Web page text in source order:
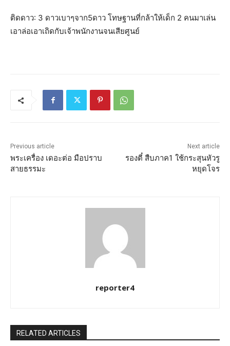
ติดดาว: 3 ดาวเบาๆจาก5ดาว โทษฐานที่กล้าให้เด็ก 2 คนมาเล่น
เอาล่อเอาเถิดกับเจ้าพนักงานจนเสียศูนย์
Previous article
พระเครื่อง เดอะต่อ มือปราบ
สายธรรมะ
Next article
รองตี๋ สืบภาค1 ใช้กระสุนหัวรู
หยุดโจร
reporter4
RELATED ARTICLES